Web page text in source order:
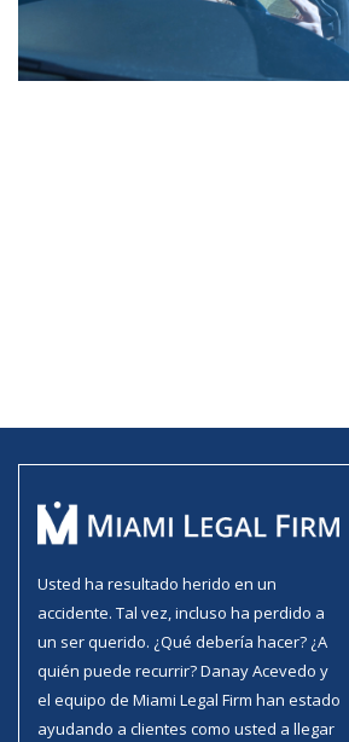
Usted ha resultado herido en un
accidente. Tal vez, incluso ha perdido a
un ser querido. ¿Qué debería hacer? ¿A
quién puede recurrir? Danay Acevedo y
el equipo de Miami Legal Firm han estado
ayudando a clientes como usted a llegar